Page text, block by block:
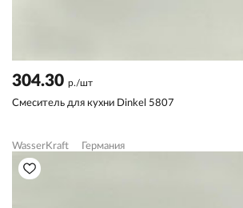
304.30 р./шт
Смеситель для кухни Dinkel 5807
WasserKraft Германия